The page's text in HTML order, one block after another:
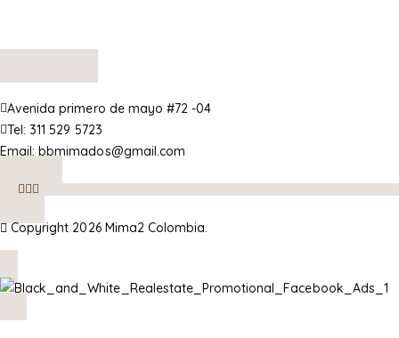
Avenida primero de mayo #72 -04
Tel: 311 529 5723
Email: bbmimados@gmail.com
Copyright 2026 Mima2 Colombia.